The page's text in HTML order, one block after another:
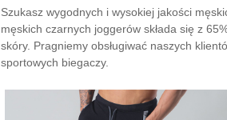
Szukasz wygodnych i wysokiej jakości
męskich czarnych joggerów składa się z
skóry. Pragniemy obsługiwać naszych
sportowych biegaczy.